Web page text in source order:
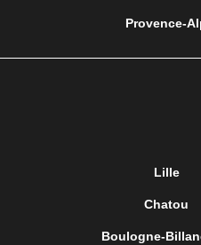
Provence-
Lille
Chatou
Boulogne-